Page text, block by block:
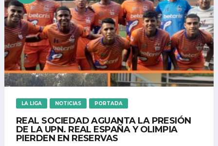
LA LIGA NOTICIAS PORTADA
REAL SOCIEDAD AGUANTA LA PRESIÓN
DE LA UPN. REAL ESPAÑA Y OLIMPIA
PIERDEN EN RESERVAS